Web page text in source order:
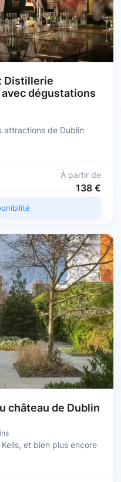
Distillerie
dégustations
attractions de Dublin
À partir de
138 €
château de Dublin
et bien plus encore